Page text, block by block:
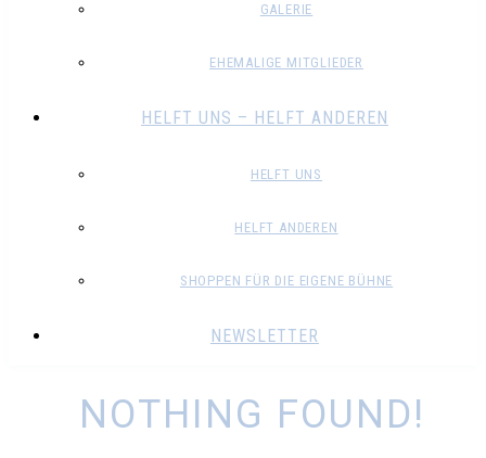
GALERIE
EHEMALIGE MITGLIEDER
HELFT UNS – HELFT ANDEREN
HELFT UNS
HELFT ANDEREN
SHOPPEN FÜR DIE EIGENE BÜHNE
NEWSLETTER
NOTHING FOUND!